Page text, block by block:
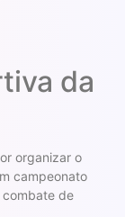
da
organizar o
campeonato
de